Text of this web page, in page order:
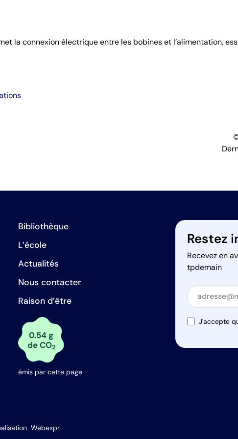
la connexion électrique entre les bobines et l’alimentation,
Bibliothèque
L’école
Actualités
Nous contacter
Raison d’être
0.54 g
de CO2
émis par cette page
Restez
Recevez en
tpdemain
Section
Section
J'accepte
Webexpr